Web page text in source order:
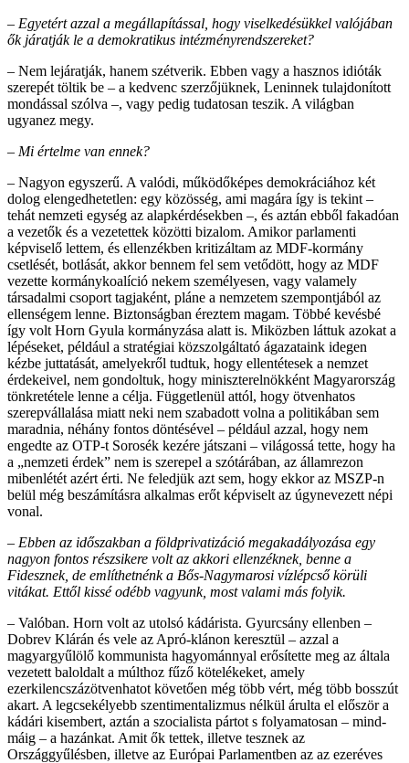
– Egyetért azzal a megállapítással, hogy viselkedésükkel valójában
ők járatják le a demokratikus intézményrendszereket?
– Nem lejáratják, hanem szétverik. Ebben vagy a hasznos idióták
szerepét töltik be – a kedvenc szerzőjüknek, Leninnek tulajdonított
mondással szólva –, vagy pedig tudatosan teszik. A világban
ugyanez megy.
– Mi értelme van ennek?
– Nagyon egyszerű. A valódi, működőképes demokráciához két
dolog elengedhetetlen: egy közösség, ami magára így is tekint –
tehát nemzeti egység az alapkérdésekben –, és aztán ebből fakadóan
a vezetők és a vezetettek közötti bizalom. Amikor parlamenti
képviselő lettem, és ellenzékben kritizáltam az MDF-kormány
csetlését, botlását, akkor bennem fel sem vetődött, hogy az MDF
vezette kormánykoalíció nekem személyesen, vagy valamely
társadalmi csoport tagjaként, pláne a nemzetem szempontjából az
ellenségem lenne. Biztonságban éreztem magam. Többé kevésbé
így volt Horn Gyula kormányzása alatt is. Miközben láttuk azokat a
lépéseket, például a stratégiai közszolgáltató ágazataink idegen
kézbe juttatását, amelyekről tudtuk, hogy ellentétesek a nemzet
érdekeivel, nem gondoltuk, hogy miniszterelnökként Magyarország
tönkretétele lenne a célja. Függetlenül attól, hogy ötvenhatos
szerepvállalása miatt neki nem szabadott volna a politikában sem
maradnia, néhány fontos döntésével – például azzal, hogy nem
engedte az OTP-t Sorosék kezére játszani – világossá tette, hogy ha
a „nemzeti érdek” nem is szerepel a szótárában, az államrezon
mibenlétét azért érti. Ne feledjük azt sem, hogy ekkor az MSZP-n
belül még beszámításra alkalmas erőt képviselt az úgynevezett népi
vonal.
– Ebben az időszakban a földprivatizáció megakadályozása egy
nagyon fontos részsikere volt az akkori ellenzéknek, benne a
Fidesznek, de említhetnénk a Bős-Nagymarosi vízlépcső körüli
vitákat. Ettől kissé odébb vagyunk, most valami más folyik.
– Valóban. Horn volt az utolsó kádárista. Gyurcsány ellenben –
Dobrev Klárán és vele az Apró-klánon keresztül – azzal a
magyargyűlölő kommunista hagyománnyal erősítette meg az általa
vezetett baloldalt a múlthoz fűző kötelékeket, amely
ezerkilencszázötvenhatot követően még több vért, még több bosszút
akart. A legcsekélyebb szentimentalizmus nélkül árulta el először a
kádári kisembert, aztán a szocialista pártot s folyamatosan – mind­
máig – a hazánkat. Amit ők tettek, illetve tesznek az
Országgyűlésben, illetve az Európai Parlamentben az az ezeréves